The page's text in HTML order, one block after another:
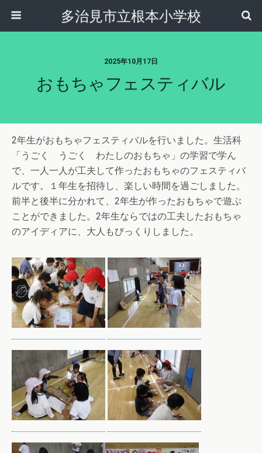
多治見市立根本小学校
2025年10月17日
おもちゃフェスティバル
2年生がおもちゃフェスティバルを行いました。生活科
「うごく うごく わたしのおもちゃ」の学習で学ん
で、一人一人が工夫して作ったおもちゃのフェスティバ
ルです。１年生を招待し、楽しい時間を過ごしました。
前半と後半に分かれて、2年生が作ったおもちゃで遊ぶ
ことができました。2年生ならではの工夫したおもちゃ
のアイディアに、大人もびっくりしました。